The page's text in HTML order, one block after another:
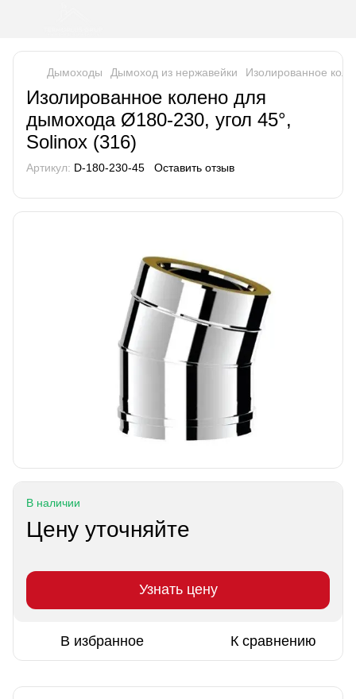
Дымоходы Дымоход из нержавейки Изолированное
Изолированное колено для
дымохода Ø180-230, угол 45°,
Solinox (316)
Артикул: D-180-230-45 Оставить отзыв
В наличии
Цену уточняйте
Узнать цену
В избранное К сравнению